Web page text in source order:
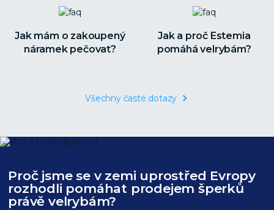
Jak mám o zakoupený
náramek pečovat?
Jak a proč Estemia
pomáhá velrybám?
Všechny časté dotazy
Proč jsme se v zemi uprostřed Evropy
rozhodli pomáhat prodejem šperků
právě velrybám?